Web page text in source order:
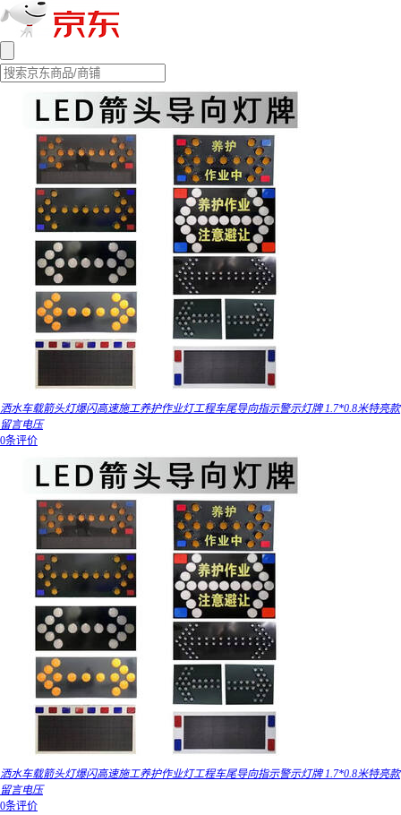
洒水车载箭头灯爆闪高速施工养护作业灯工程车尾导向指示警示灯牌 1.7*0.8米特亮款
留言电压
0条评价
洒水车载箭头灯爆闪高速施工养护作业灯工程车尾导向指示警示灯牌 1.7*0.8米特亮款
留言电压
0条评价